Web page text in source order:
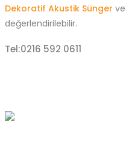
Dekoratif Akustik Sünger ve
değerlendirilebilir.
Tel:0216 592 0611